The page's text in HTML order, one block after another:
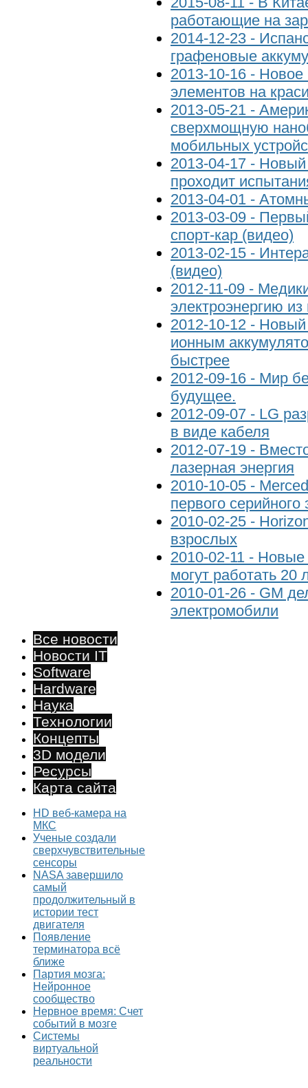
работающие на
2014-12-23 -
графеновые
2013-10-16 -
элементов на
2013-05-21 -
сверхмощную
мобильных
2013-04-17 - Новый
проходит
2013-04-01 -
2013-03-09 -
спорт-кар (видео)
2013-02-15 -
(видео)
2012-11-09 -
электроэнергию из
2012-10-12 - Новый
ионным
быстрее
2012-09-16 - Мир
будущее.
2012-09-07 - LG
в виде кабеля
2012-07-19 -
лазерная энергия
2010-10-05 -
первого серийного
2010-02-25 -
взрослых
2010-02-11 -
могут работать 20
2010-01-26 - GM
электромобили
Все новости
Новости IT
Software
Hardware
Наука
Технологии
Концепты
3D модели
Ресурсы
Карта сайта
HD веб-камера на
МКС
Ученые создали
сверхчувствительные
сенсоры
NASA завершило
самый
продолжительный в
истории тест
двигателя
Появление
терминатора всё
ближе
Партия мозга:
Нейронное
сообщество
Нервное время: Счет
событий в мозге
Системы
виртуальной
реальности